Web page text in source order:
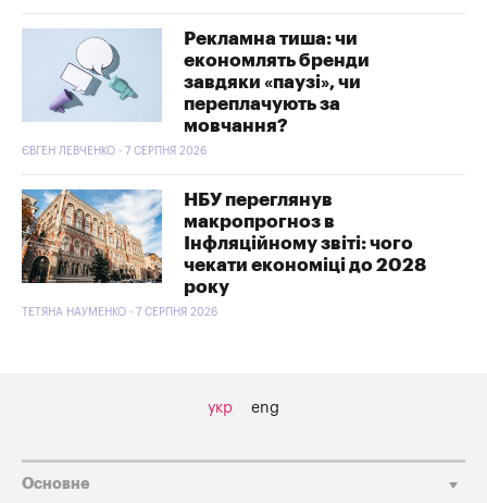
Рекламна тиша: чи
економлять бренди
завдяки «паузі», чи
переплачують за
мовчання?
ЄВГЕН ЛЕВЧЕНКО - 7 СЕРПНЯ 2026
НБУ переглянув
макропрогноз в
Інфляційному звіті: чого
чекати економіці до 2028
року
ТЕТЯНА НАУМЕНКО - 7 СЕРПНЯ 2026
укр eng
Основне